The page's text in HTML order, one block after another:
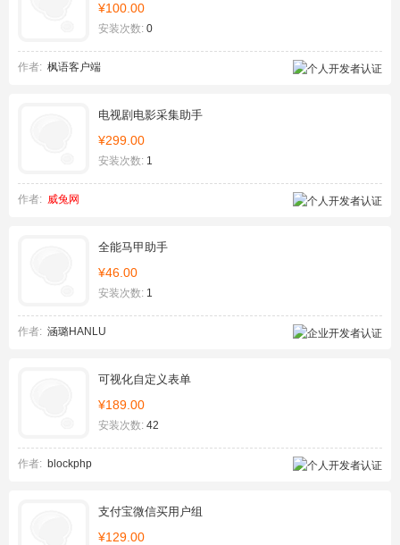
¥100.00
安装次数: 0
作者: 枫语客户端
电视剧电影采集助手
¥299.00
安装次数: 1
作者: 威兔网
全能马甲助手
¥46.00
安装次数: 1
作者: 涵璐HANLU
可视化自定义表单
¥189.00
安装次数: 42
作者: blockphp
支付宝微信买用户组
¥129.00